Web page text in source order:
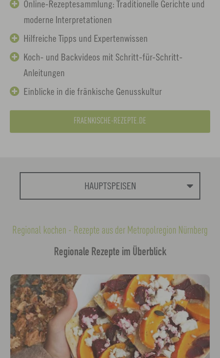
Online-Rezeptesammlung: Traditionelle Gerichte und
moderne Interpretationen
Hilfreiche Tipps und Expertenwissen
Koch- und Backvideos mit Schritt-für-Schritt-
Anleitungen
Einblicke in die fränkische Genusskultur
FRAENKISCHE-REZEPTE.DE
HAUPTSPEISEN
Regionale Rezepte im Überblick
Regional kochen - Rezepte aus der Metropolregion Nürnberg